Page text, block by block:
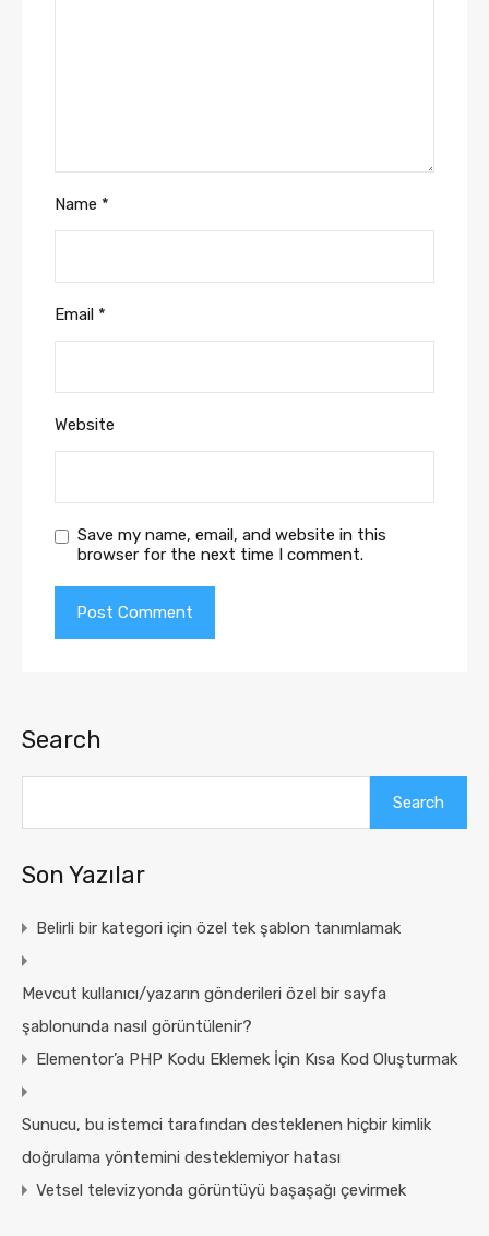
Name *
Email *
Website
Save my name, email, and website in this
browser for the next time I comment.
Search
Search
Son Yazılar
Belirli bir kategori için özel tek şablon tanımlamak
Mevcut kullanıcı/yazarın gönderileri özel bir sayfa
şablonunda nasıl görüntülenir?
Elementor’a PHP Kodu Eklemek İçin Kısa Kod Oluşturmak
Sunucu, bu istemci tarafından desteklenen hiçbir kimlik
doğrulama yöntemini desteklemiyor hatası
Vetsel televizyonda görüntüyü başaşağı çevirmek